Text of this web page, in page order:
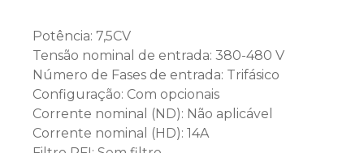
Potência: 7,5CV
Tensão nominal de entrada: 380-480 V
Número de Fases de entrada: Trifásico
Configuração: Com opcionais
Corrente nominal (ND): Não aplicável
Corrente nominal (HD): 14A